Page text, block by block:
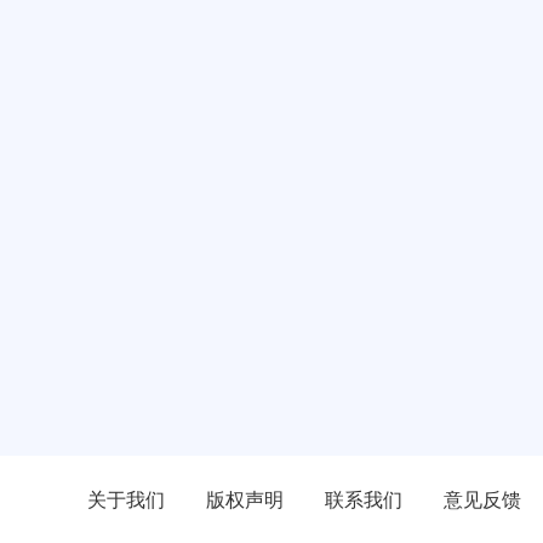
关于我们 版权声明 联系我们 意见反馈